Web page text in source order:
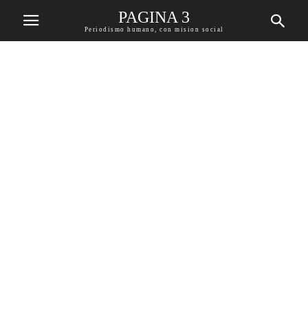
PAGINA 3
Periodismo humano, con mision social